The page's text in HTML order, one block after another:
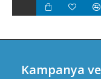
Kampanya